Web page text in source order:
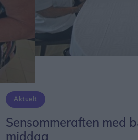
Sensommeraften med
middag
BÆREDYGTIGHED: Middag med råvarer
tilberedt med passion og omhu